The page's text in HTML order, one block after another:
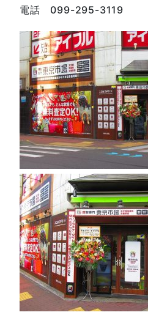
電話 099-295-3119